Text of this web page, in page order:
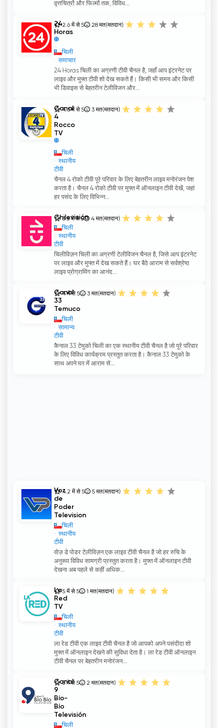
वृत्तचित्रों और फिल्मों तक, विविध...
24
Horas
चिली
समाचार
2.6 में से 5 28 मत(मतदान)
24 Horas चिली का अग्रणी टीवी चैनल है, जहाँ आप इंटरनेट पर
लाइव और मुफ्त टीवी शो देख सकते हैं। किसी भी समय और किसी
भी डिवाइस से बेहतरीन टेलीविजन और...
Canal
4
Rocco
TV
चिली
स्थानीय
टीवी
4.3 में से 5 3 मत(मतदान)
चैनल 4 रोको टीवी पूरे परिवार के लिए बेहतरीन लाइव मनोरंजन पेश
करता है। चैनल 4 रोको टीवी पर मुफ्त में ऑनलाइन टीवी देखें, जहां
हर पसंद के लिए विभिन्न...
Chilevisión
चिली
स्थानीय
टीवी
3.5 में से 5 4 मत(मतदान)
चिलीविज़न चिली का अग्रणी टेलीविजन चैनल है, जिसे आप इंटरनेट
पर लाइव और मुफ्त में देख सकते हैं। घर बैठे आराम से सर्वश्रेष्ठ
लाइव प्रोग्रामिंग का आनंद...
Canal
33
Temuco
चिली
सामान्य
टीवी
4 में से 5 3 मत(मतदान)
कैनाल 33 टेमुको चिली का एक स्थानीय टीवी चैनल है जो पूरे परिवार
के लिए विविध कार्यक्रम प्रस्तुत करता है। कैनाल 33 टेमुको के
साथ अपने घर में आराम से...
Voz
de
Poder
Television
चिली
स्थानीय
टीवी
4.2 में से 5 5 मत(मतदान)
वोज़ डे पोडर टेलीविज़न एक लाइव टीवी चैनल है जो हर रुचि के
अनुरूप विविध सामग्री प्रस्तुत करता है। मुफ्त में ऑनलाइन टीवी
देखना अब पहले से कहीं अधिक...
La
Red
TV
चिली
स्थानीय
टीवी
5 में से 5 1 मत(मतदान)
ला रेड टीवी एक लाइव टीवी चैनल है जो आपको अपने पसंदीदा शो
मुफ्त में ऑनलाइन देखने की सुविधा देता है। ला रेड टीवी ऑनलाइन
टीवी चैनल पर बेहतरीन मनोरंजन...
Canal
9
Bío-
Bío
Televisión
चिली
5 में से 5 2 मत(मतदान)